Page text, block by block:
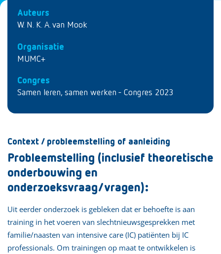
Auteurs
W. N. K. A. van Mook
Organisatie
MUMC+
Congres
Samen leren, samen werken - Congres 2023
Context / probleemstelling of aanleiding
Probleemstelling (inclusief theoretische
onderbouwing en
onderzoeksvraag/vragen):
Uit eerder onderzoek is gebleken dat er behoefte is aan
training in het voeren van slechtnieuwsgesprekken met
familie/naasten van intensive care (IC) patiënten bij IC
professionals. Om trainingen op maat te ontwikkelen is